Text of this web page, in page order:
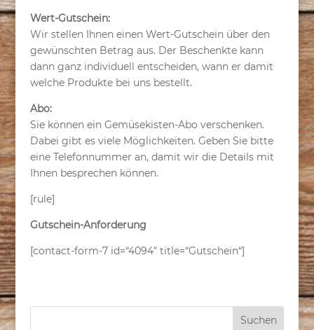
Wert-Gutschein:
Wir stellen Ihnen einen Wert-Gutschein über den
gewünschten Betrag aus. Der Beschenkte kann
dann ganz individuell entscheiden, wann er damit
welche Produkte bei uns bestellt.
Abo:
Sie können ein Gemüsekisten-Abo verschenken.
Dabei gibt es viele Möglichkeiten. Geben Sie bitte
eine Telefonnummer an, damit wir die Details mit
Ihnen besprechen können.
[rule]
Gutschein-Anforderung
[contact-form-7 id=“4094″ title=“Gutschein“]